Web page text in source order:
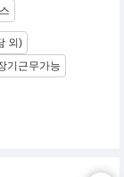
외)
기근무가능